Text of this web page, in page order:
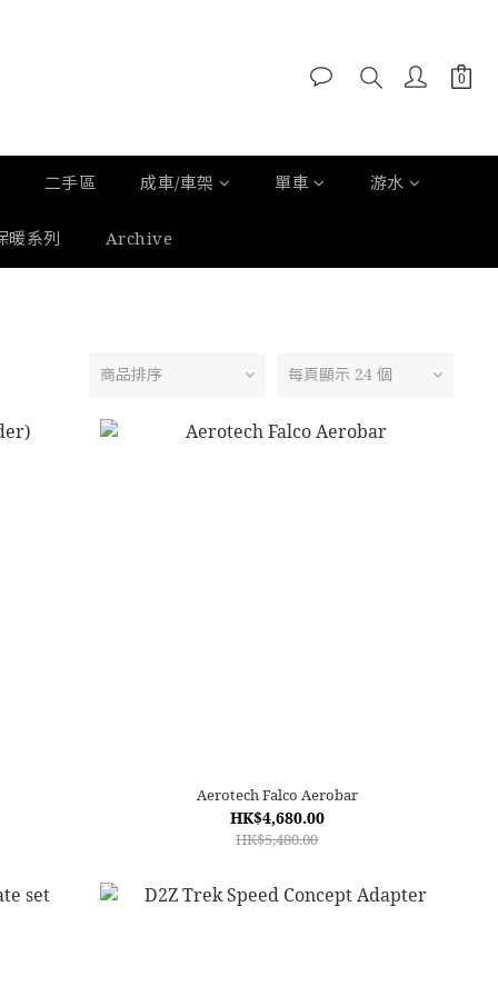
二手區 成車/車架 單車 游水
暖系列 Archive
商品排序 每頁顯示 24 個
Aerotech Falco Aerobar
HK$4,680.00
HK$5,480.00